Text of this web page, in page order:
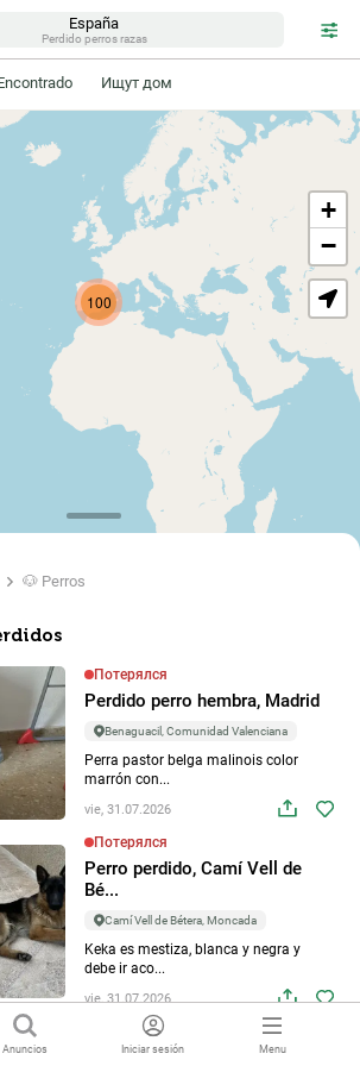
Anuncios Iniciar sesión Menu
España
Perdido perros razas
Ищут дом
🐶 Perros
Потерялся
Perdido perro hembra, Madrid
Benaguacil, Comunidad Valenciana
Perra pastor belga malinois color
marrón con...
vie, 31.07.2026
Потерялся
Perro perdido, Camí Vell de
Bé...
Camí Vell de Bétera, Moncada
Keka es mestiza, blanca y negra y
debe ir aco...
vie, 31.07.2026
Потерялся
Perdido perro hembra, Camino
100
+
−